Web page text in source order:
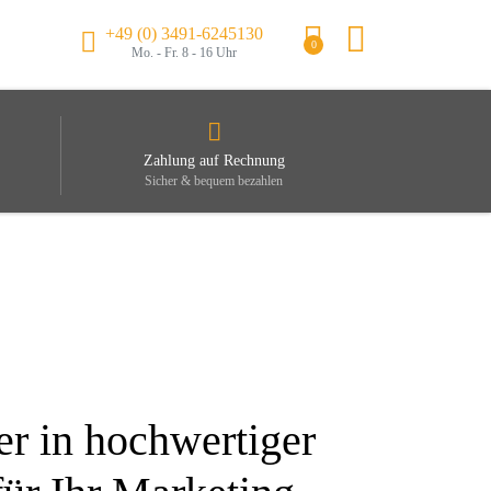
+49 (0) 3491-6245130
Mo. - Fr. 8 - 16 Uhr
0
Zahlung auf Rechnung
Sicher & bequem bezahlen
in hochwertiger